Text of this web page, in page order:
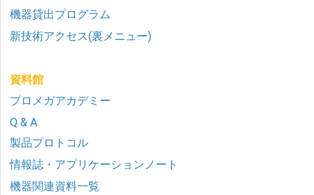
機器貸出プログラム
新技術アクセス(裏メニュー)
資料館
プロメガアカデミー
Q & A
製品プロトコル
情報誌・アプリケーションノート
機器関連資料一覧